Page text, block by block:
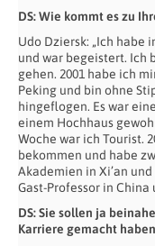
DS: Wie kommt es zu
Udo Dziersk: „Ich habe
und war begeistert. Ich
gehen. 2001 habe ich
Peking und bin ohne
hingeflogen. Es war
einem Hochhaus
Woche war ich Tourist.
bekommen und habe
Akademien in Xi’an
Gast-Professor in
DS: Sie sollen ja
Karriere gemacht